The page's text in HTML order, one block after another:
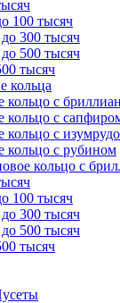
100 тысяч
300 тысяч
500 тысяч
тысяч
кольца
кольцо с
кольцо с
кольцо с
кольцо с рубином
кольцо с
100 тысяч
300 тысяч
500 тысяч
тысяч